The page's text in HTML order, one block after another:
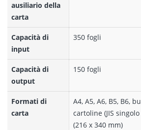
ausiliario della
carta
Capacità di
input
350 fogli
Capacità di
output
150 fogli
Formati di
carta
A4, A5, A6, B5, B6,
cartoline (JIS
(216 x 340 mm)